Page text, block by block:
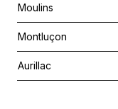
Moulins
Montluçon
Aurillac